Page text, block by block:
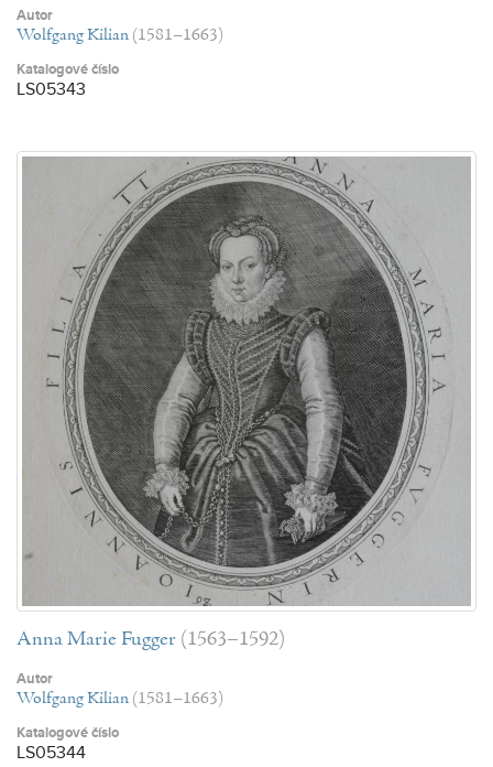
Autor
Wolfgang Kilian (1581–1663)
Katalogové číslo
LS05343
Anna Marie Fugger (1563–1592)
Autor
Wolfgang Kilian (1581–1663)
Katalogové číslo
LS05344